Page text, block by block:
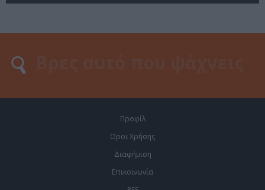
Προφίλ
Οροι Χρήσης
Διαφήμιση
Επικοινωνία